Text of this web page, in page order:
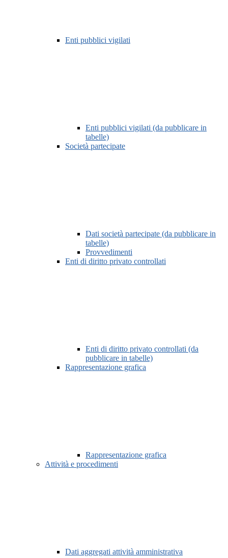
Enti pubblici vigilati
Enti pubblici vigilati (da pubblicare in
tabelle)
Società partecipate
Dati società partecipate (da pubblicare in
tabelle)
Provvedimenti
Enti di diritto privato controllati
Enti di diritto privato controllati (da
pubblicare in tabelle)
Rappresentazione grafica
Rappresentazione grafica
Attività e procedimenti
Dati aggregati attività amministrativa